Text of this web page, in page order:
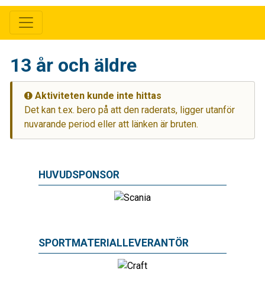
13 år och äldre
Aktiviteten kunde inte hittas
Det kan t.ex. bero på att den raderats, ligger utanför
nuvarande period eller att länken är bruten.
HUVUDSPONSOR
SPORTMATERIALLEVERANTÖR